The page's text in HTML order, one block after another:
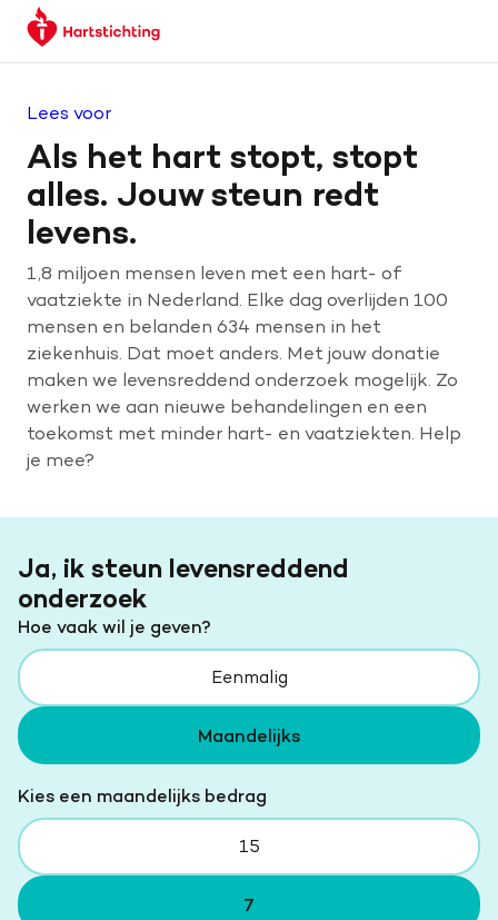
Spring
naar
Spring
naar
navigatie
Keer
terug
Lees voor
Als het hart stopt, stopt
alles. Jouw steun redt
levens.
1,8 miljoen mensen leven met een hart- of
vaatziekte in Nederland. Elke dag overlijden 100
mensen en belanden 634 mensen in het
ziekenhuis. Dat moet anders. Met jouw donatie
maken we levensreddend onderzoek mogelijk. Zo
werken we aan nieuwe behandelingen en een
toekomst met minder hart- en vaatziekten. Help
je mee?
Ja, ik steun levensreddend
onderzoek
Hoe vaak wil je geven?
Eenmalig
Maandelijks
Kies een maandelijks bedrag
15
7